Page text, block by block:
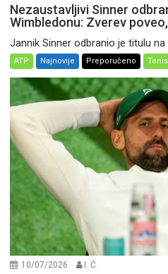
Nezaustavljivi Sinner
Wimbledonu: Zverev
Jannik Sinner odbranio je titulu
ATP Najnovije Preporučeno Tenis
10/07/2026 I. Ć.